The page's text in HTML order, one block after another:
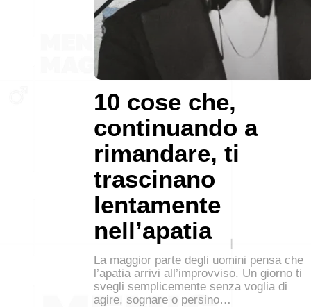
10 cose che,
continuando a
rimandare, ti
trascinano
lentamente
nell’apatia
La maggior parte degli uomini pensa che
l’apatia arrivi all’improvviso. Un giorno ti
svegli semplicemente senza voglia di
agire, sognare o persino…